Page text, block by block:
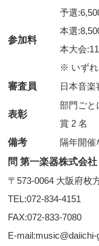
参加料
予選
本選
本大会
※ いずれ
審査員
日本音
表彰
部門ごと
賞 2 名
備考
隔年開催
問 第一楽器株式会
〒573-0064 大阪府枚
TEL:072-834-4151
FAX:072-833-7080
E-